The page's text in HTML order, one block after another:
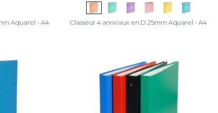
Aquarel - A4 Classeur 4 anneaux en D 25mm Aquarel - A4